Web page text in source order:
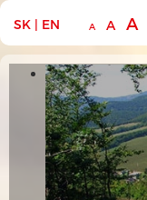
SK | EN A A A